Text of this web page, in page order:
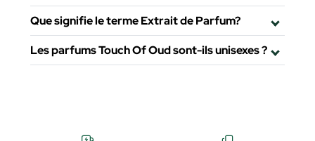
Que signifie le terme Extrait de Parfum?
Les parfums Touch Of Oud sont-ils unisexes ?